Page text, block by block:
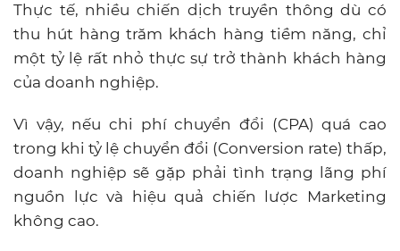
Thực tế, nhiều chiến dịch truyền thông dù có
thu hút hàng trăm khách hàng tiềm năng, chỉ
một tỷ lệ rất nhỏ thực sự trở thành khách hàng
của doanh nghiệp.
Vì vậy, nếu chi phí chuyển đổi (CPA) quá cao
trong khi tỷ lệ chuyển đổi (Conversion rate) thấp,
doanh nghiệp sẽ gặp phải tình trạng lãng phí
nguồn lực và hiệu quả chiến lược Marketing
không cao.